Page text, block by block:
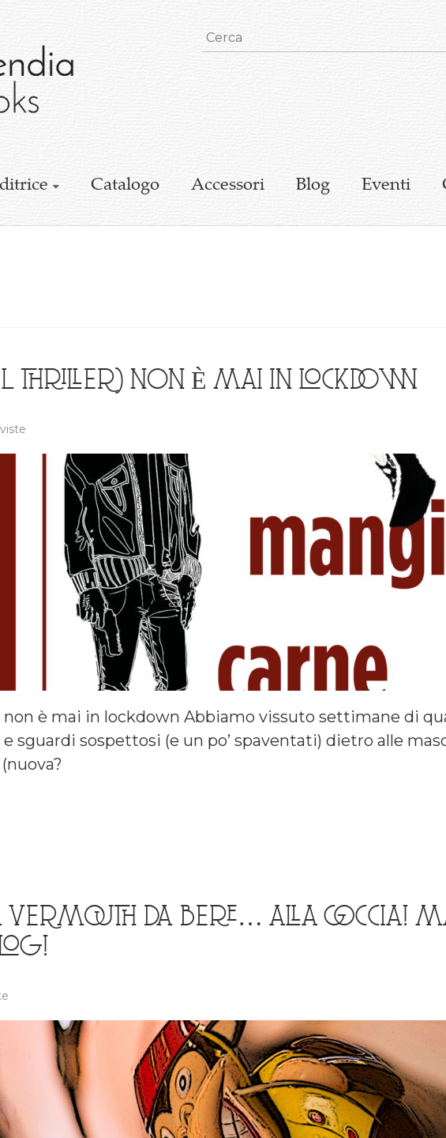
Catalogo Accessori Blog Eventi
THRILLER) NON È MAI IN LOCKDOWN
è mai in lockdown Abbiamo vissuto settimane di
sguardi sospettosi (e un po’ spaventati) dietro alle
DA BERE… ALLA GOCCIA!